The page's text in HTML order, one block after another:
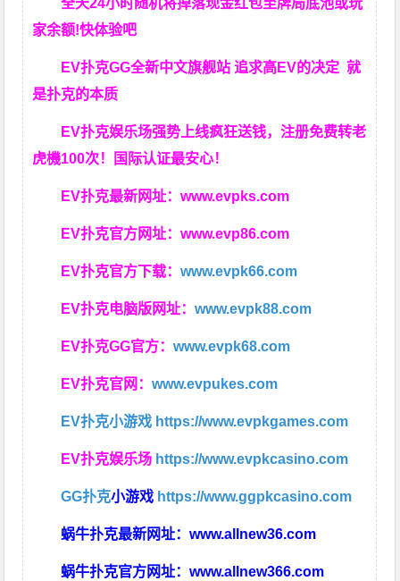
家余额!快体验吧
EV扑克GG全新中文旗舰站 追求高EV的决定就
是扑克的本质
EV扑克娱乐场强势上线疯狂送钱，注册免费转老
虎機100次！国际认证最安心！
EV扑克最新网址：www.evpks.com
EV扑克官方网址：www.evp86.com
EV扑克官方下载：www.evpk66.com
EV扑克电脑版网址：www.evpk88.com
EV扑克GG官方：www.evpk68.com
EV扑克官网：www.evpukes.com
EV扑克小游戏 https://www.evpkgames.com
EV扑克娱乐场 https://www.evpkcasino.com
GG扑克小游戏 https://www.ggpkcasino.com
蜗牛扑克最新网址：www.allnew36.com
蜗牛扑克官方网址：www.allnew366.com